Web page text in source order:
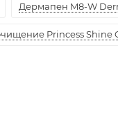
Дермапен M8-W
Princess Shine